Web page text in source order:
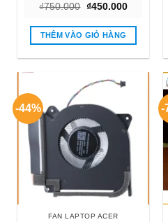
₫750.000 Giá
là:
₫750.000.
₫450.000Giá
tại
₫450.000.
THÊM VÀO GIỎ HÀNG
-44%
FAN LAPTOP ACER
-